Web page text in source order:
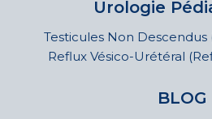
Urologie
Testicules Non
Reflux Vésico-Urétéral
BLOG